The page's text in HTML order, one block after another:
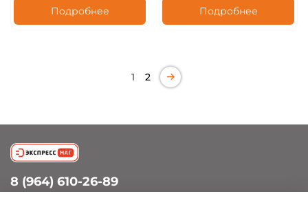
Подробнее Подробнее
1 2
8 (964) 610-26-89